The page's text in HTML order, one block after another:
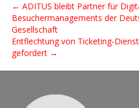
← ADITUS bleibt Partner für
Besuchermanagements der
Gesellschaft
Entflechtung von Ticketing-
gefordert →